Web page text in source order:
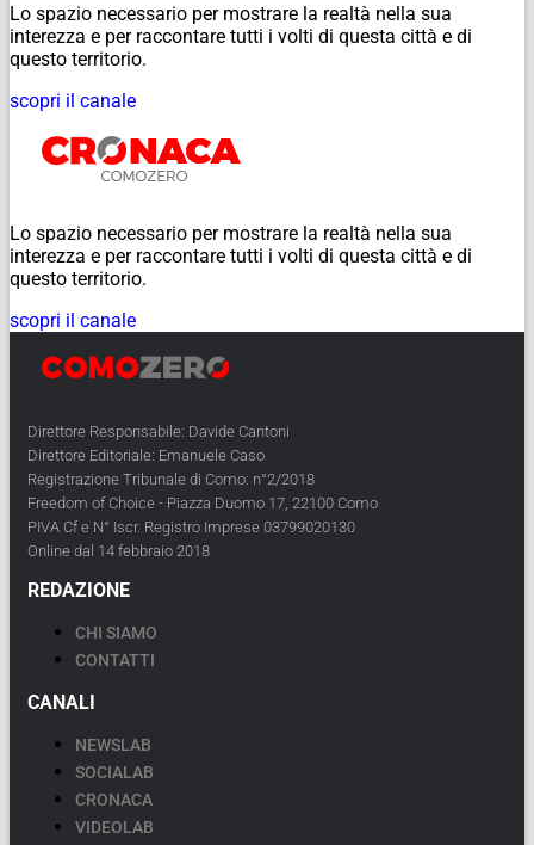
Lo spazio necessario per mostrare la realtà nella sua
interezza e per raccontare tutti i volti di questa città e di
questo territorio.
scopri il canale
Lo spazio necessario per mostrare la realtà nella sua
interezza e per raccontare tutti i volti di questa città e di
questo territorio.
scopri il canale
Direttore Responsabile: Davide Cantoni
Direttore Editoriale: Emanuele Caso
Registrazione Tribunale di Como: n°2/2018
Freedom of Choice - Piazza Duomo 17, 22100 Como
PIVA Cf e N° Iscr. Registro Imprese 03799020130
Online dal 14 febbraio 2018
REDAZIONE
CHI SIAMO
CONTATTI
CANALI
NEWSLAB
SOCIALAB
CRONACA
VIDEOLAB